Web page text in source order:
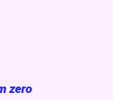
zero